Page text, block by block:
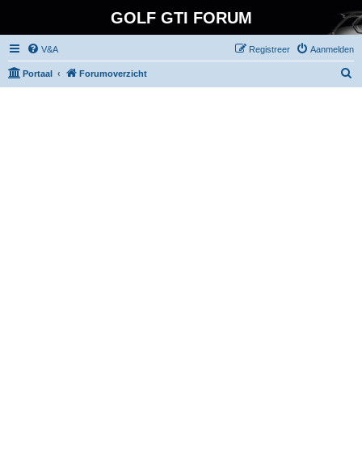
GOLF GTI FORUM
V&A Aanmelden
Registreer
Portaal Forumoverzicht